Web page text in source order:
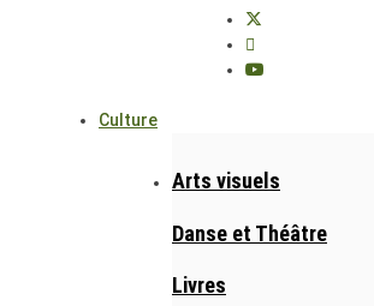
Culture
Arts visuels
Danse et Théâtre
Livres